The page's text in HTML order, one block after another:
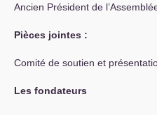
Ancien Président de
Pièces jointes :
Comité de soutien et
Les fondateurs